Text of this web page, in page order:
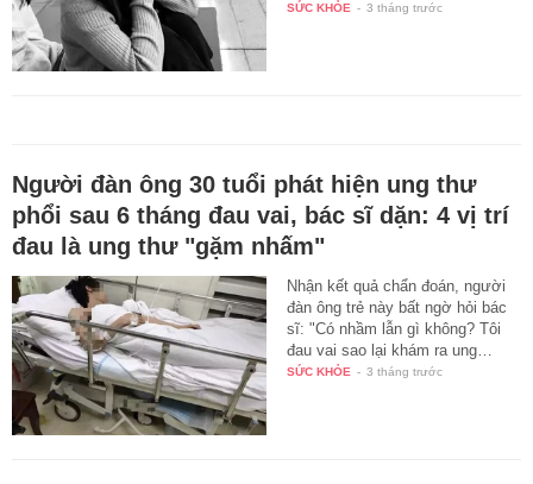
SỨC KHỎE - 3 tháng trước
Người đàn ông 30 tuổi phát hiện ung thư
phổi sau 6 tháng đau vai, bác sĩ dặn: 4 vị trí
đau là ung thư "gặm nhấm"
Nhận kết quả chẩn đoán, người
đàn ông trẻ này bất ngờ hỏi bác
sĩ: "Có nhầm lẫn gì không? Tôi
đau vai sao lại khám ra ung…
SỨC KHỎE - 3 tháng trước